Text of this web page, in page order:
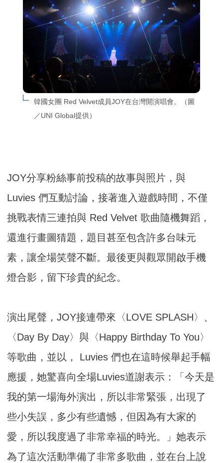
韓國女團 Red Velvet成員JOY在台灣開演唱會。（圖
／UNI Global提供）
JOY分享粉絲事前投稿的故事與照片，與
Luvies 們互動討論，接著進入遊戲時間，不僅
挑戰表情三連拍與 Red Velvet 歌曲隨機舞蹈，
還進行畫圖猜題，題目甚至包含許多台味元
素，讓全場笑聲不斷。最後更與觀眾開啟手機
燈合影，留下珍貴的紀念。
演出尾聲，JOY接連帶來〈LOVE SPLASH〉、
〈Day By Day〉與〈Happy Birthday To You〉
等歌曲，並以， Luvies 們也在這時候舉起手幅
應援，她驚喜向全場Luvies道謝表示：
「今天是
我的第一場海外演出，所以非常緊張，出現了
些小失誤， 多少有些遺憾，但因為有大家的
愛，所以我度過了非常幸福的時光。
」她表示
為了這次活動準備了非常多歌曲，並在台上說